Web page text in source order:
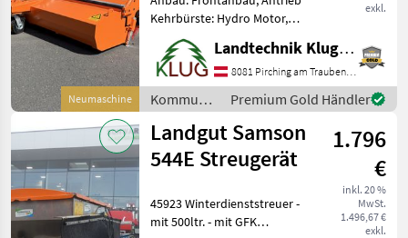
Neumaschine
exkl.
Kehrbürste: Hydro Motor,
Bürstenbesatz: Welldraht
Polypropylenbürste,
Schmutzsammelbehälter:
hydraulische Entleerung,
Seitenbesen: 1 Seitenbes
Landtechnik Klug e. U.
8081 Pirching am Traubenberg
Kommunalgeräte
/ Lesnik
Premium Gold Händler
Landgut Samson
544E Streugerät
1.796
€
inkl. 20 %
MwSt.
1.496,67 €
exkl.
45923 Winterdienststreuer -
mit 500ltr. - mit GFK